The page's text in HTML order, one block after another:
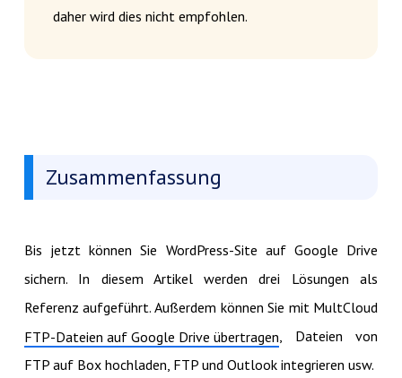
daher wird dies nicht empfohlen.
Zusammenfassung
Bis jetzt können Sie WordPress-Site auf Google Drive
sichern. In diesem Artikel werden drei Lösungen als
Referenz aufgeführt. Außerdem können Sie mit MultCloud
FTP-Dateien auf Google Drive übertragen, Dateien von
FTP auf Box hochladen, FTP und Outlook integrieren usw.